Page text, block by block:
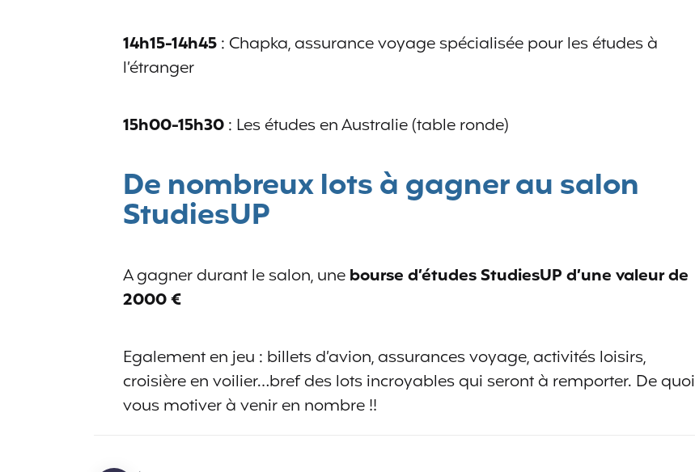
14h15-14h45: Chapka, assurance voyage spécialisée pour les études à
l’étranger
15h00-15h30: Les études en Australie (table ronde)
De nombreux lots à gagner au salon
StudiesUP
A gagner durant le salon, unebourse d’études StudiesUP d’une valeur de
2000 €
Egalement en jeu : billets d’avion, assurances voyage, activités loisirs,
croisière en voilier…bref des lots incroyables qui seront à remporter. De quoi
vous motiver à venir en nombre !!